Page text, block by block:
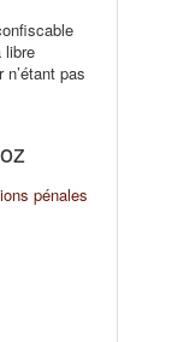
libre
pas
pénales